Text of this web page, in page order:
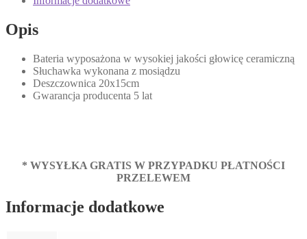
QW276L
*
Opis
Bateria wyposażona w wysokiej jakości głowicę ceramiczną
Słuchawka wykonana z mosiądzu
Deszczownica 20x15cm
Gwarancja producenta 5 lat
* WYSYŁKA GRATIS W PRZYPADKU PŁATNOŚCI
PRZELEWEM
Informacje dodatkowe